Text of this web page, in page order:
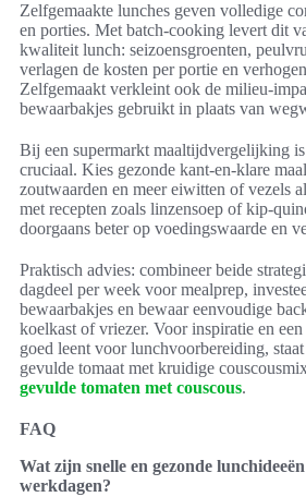
Zelfgemaakte lunches geven volledige
en porties. Met batch-cooking levert dit
kwaliteit lunch: seizoensgroenten,
verlagen de kosten per portie en
Zelfgemaakt verkleint ook de milieu-
bewaarbakjes gebruikt in plaats van
Bij een supermarkt maaltijdvergelijking
cruciaal. Kies gezonde kant-en-klare
zoutwaarden en meer eiwitten of vezels
met recepten zoals linzensoep of kip-
doorgaans beter op voedingswaarde en
Praktisch advies: combineer beide
dagdeel per week voor mealprep,
bewaarbakjes en bewaar eenvoudige
koelkast of vriezer. Voor inspiratie en
goed leent voor lunchvoorbereiding,
gevulde tomaat met kruidige
gevulde tomaten met couscous.
FAQ
Wat zijn snelle en gezonde
werkdagen?